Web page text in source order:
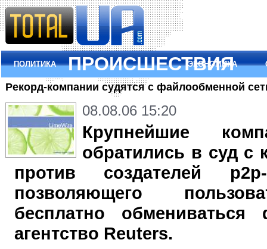
ПОЛИТИКА ПРОИСШЕСТВИЯ
ЭКОНОМИКА
Рекорд-компании судятся с файлообменной
08.08.06 15:20
Крупнейшие
обратились в суд с
против создателей
позволяющего
бесплатно обмениваться
агентство Reuters.